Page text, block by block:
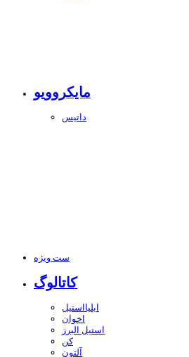
مایکروویو
داتیس
ست ویژه
کاتالوگ
ایلیااستیل
اخوان
استیل البرز
کن
آلتون